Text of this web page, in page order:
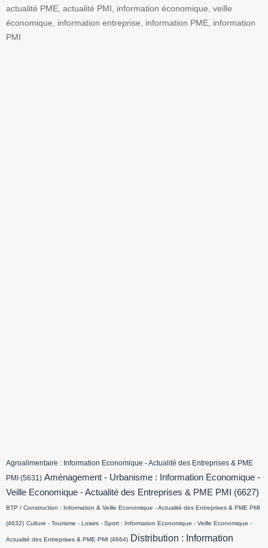
actualité PME, actualité PMI, information économique, veille
économique, information entreprise, information PME, information
PMI
Agroalimentaire : Information Economique - Actualité des Entreprises & PME
PMI (5631) Aménagement - Urbanisme : Information Economique -
Veille Economique - Actualité des Entreprises & PME PMI
(6627)
BTP / Construction : Information & Veille Economique - Actualité des Entreprises & PME PMI
(4632) Culture - Tourisme - Loisirs - Sport : Information Economique - Veille Economique -
Actualité des Entreprises & PME PMI (4664) Distribution : Information